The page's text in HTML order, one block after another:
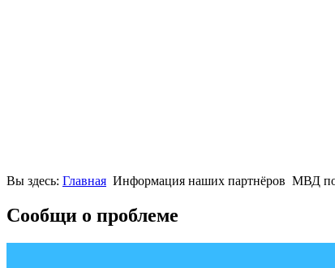
Вы здесь: Главная Информация наших партнёров МВД по
Сообщи о проблеме